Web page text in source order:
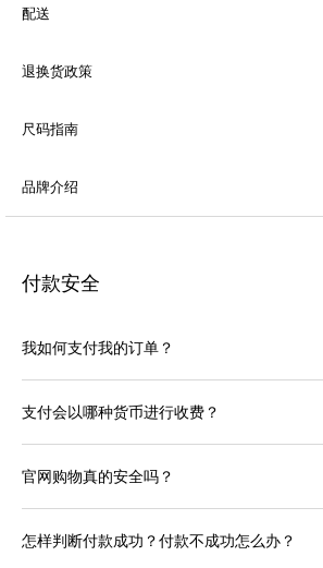
配送
退换货政策
尺码指南
品牌介绍
付款安全
我如何支付我的订单？
支付会以哪种货币进行收费？
官网购物真的安全吗？
怎样判断付款成功？付款不成功怎么办？